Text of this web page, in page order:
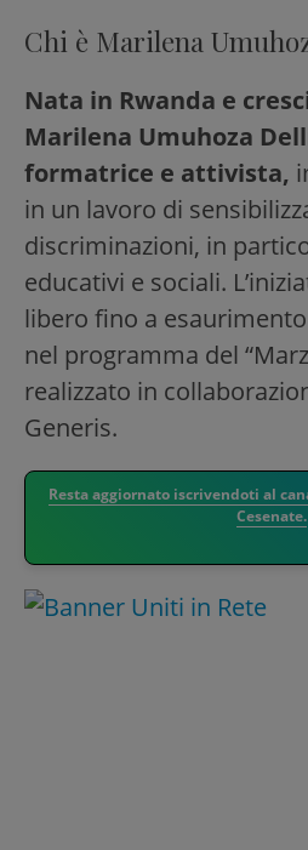
Chi è Marilena
Nata in Rwanda e
Marilena Umuhoza
formatrice e attivista,
in un lavoro di
discriminazioni, in
educativi e sociali.
libero fino a
nel programma del
realizzato in
Generis.
Resta aggiornato iscrivendoti al
Cesenate.